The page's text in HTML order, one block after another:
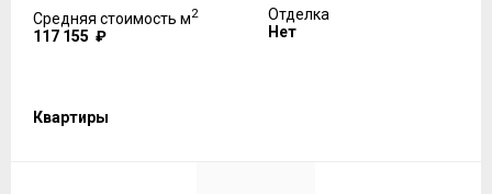
Средняя стоимость м2
117 155 ₽
Отделка
Нет
Квартиры